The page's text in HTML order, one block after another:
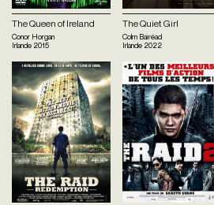
The Queen of Ireland
Conor Horgan
Irlande 2015
The Quiet Girl
Colm Bairéad
Irlande 2022